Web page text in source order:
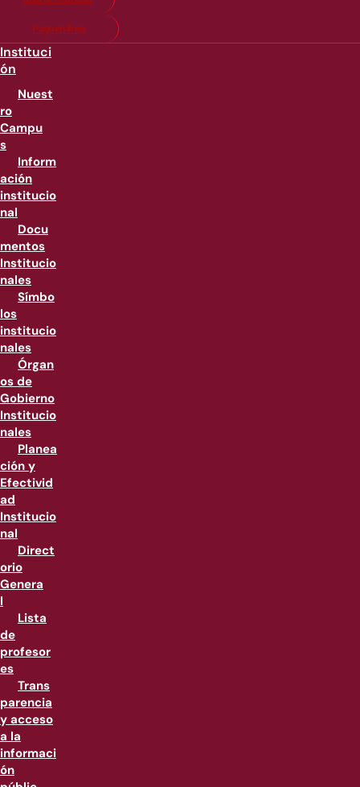
Pago en línea
Instituci
ón
Nuest
ro
Campu
s
Inform
ación
institucio
nal
Docu
mentos
Institucio
nales
Símbo
los
institucio
nales
Órgan
os de
Gobierno
Institucio
nales
Planea
ción y
Efectivid
ad
Institucio
nal
Direct
orio
Genera
l
Lista
de
profesor
es
Trans
parencia
y acceso
a la
informaci
ón